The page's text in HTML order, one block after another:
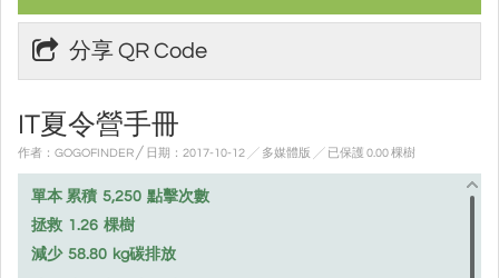
分享 QR Code
IT夏令營手冊
作者：GOGOFINDER ╱ 日期：2017-10-12 ╱ 多媒體版 ╱ 已保護 0.00 棵樹
單本 累積 5,250 點擊次數
拯救 1.26 棵樹
減少 58.80 kg碳排放